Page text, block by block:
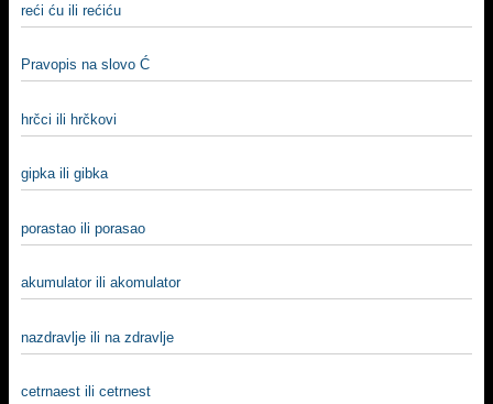
reći ću ili rećiću
Pravopis na slovo Ć
hrčci ili hrčkovi
gipka ili gibka
porastao ili porasao
akumulator ili akomulator
nazdravlje ili na zdravlje
cetrnaest ili cetrnest